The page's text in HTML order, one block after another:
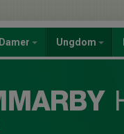
Damer Ungdom